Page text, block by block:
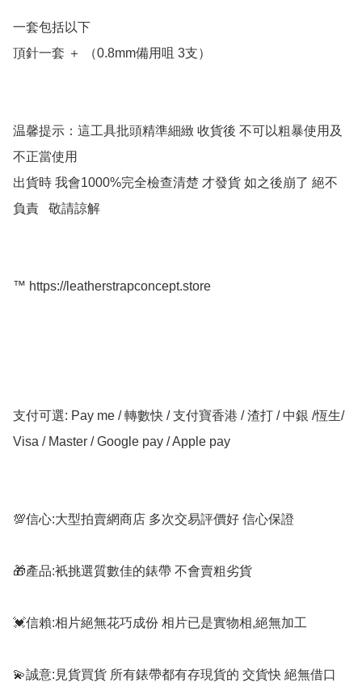
一套包括以下
頂針一套 ＋ （0.8mm備用咀 3支）
温馨提示：這工具批頭精準細緻 收貨後 不可以粗暴使用及
不正當使用
出貨時 我會1000%完全檢查清楚 才發貨 如之後崩了 絕不
負責   敬請諒解
™️ https://leatherstrapconcept.store
支付可選: Pay me / 轉數快 / 支付寶香港 / 渣打 / 中銀 /恆生/
Visa / Master / Google pay / Apple pay
💯信心:大型拍賣網商店 多次交易評價好 信心保證
🎁產品:衹挑選質數佳的錶帶 不會賣粗劣貨
💓信賴:相片絕無花巧成份 相片已是實物相,絕無加工
💫誠意:見貨買貨 所有錶帶都有存現貨的 交貨快 絕無借口